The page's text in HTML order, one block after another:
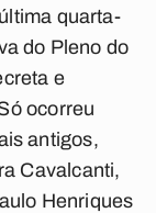
quarta-
do Pleno do
e
ocorreu
antigos,
Cavalcanti,
Henriques